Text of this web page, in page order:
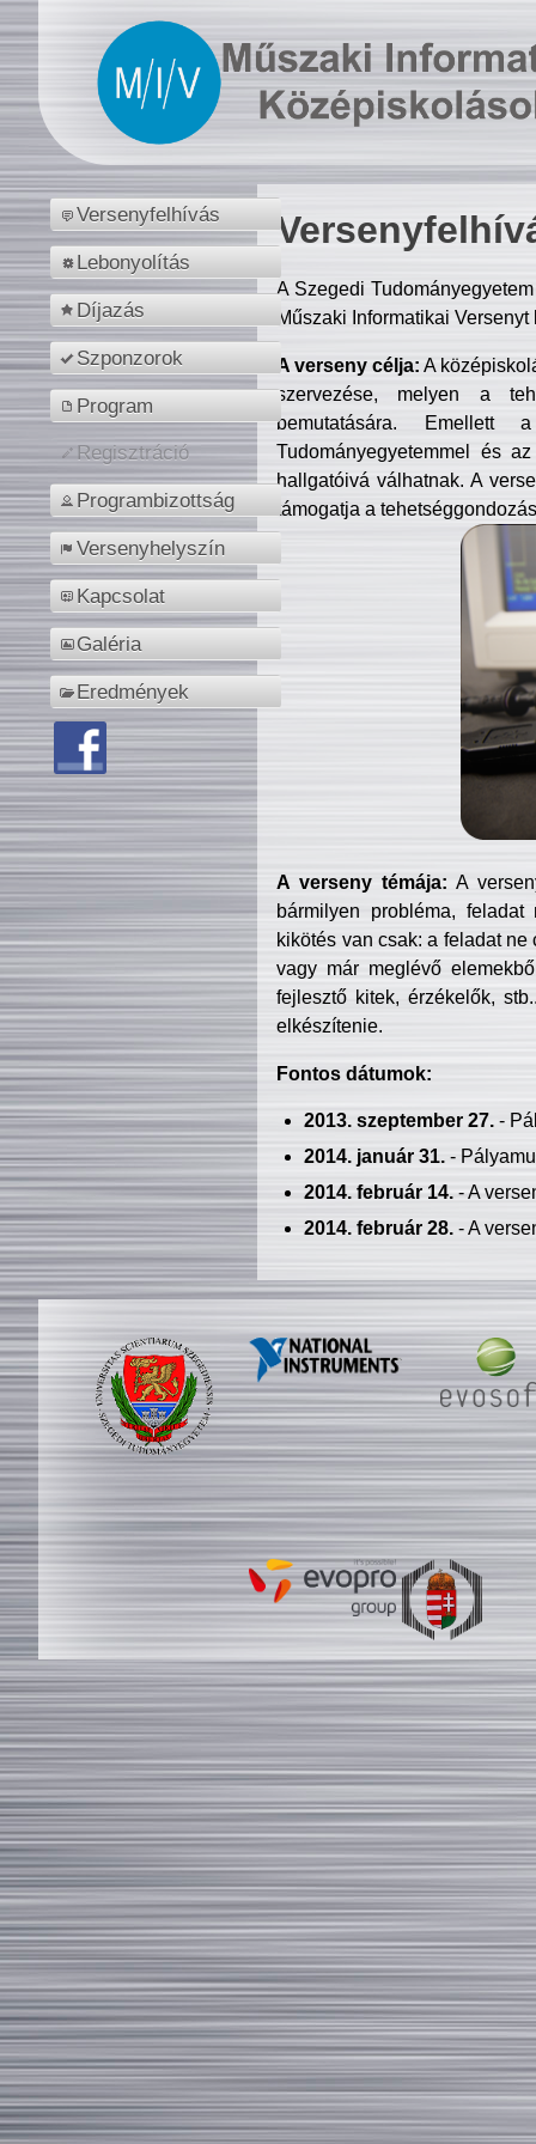
Versenyfelhívás
Lebonyolítás
Díjazás
Szponzorok
Program
Regisztráció
Programbizottság
Versenyhelyszín
Kapcsolat
Galéria
Eredmények
A Szegedi
Műszaki Informatikai
A verseny célja: A
szervezése, melyen a
bemutatására. Emellett
Tudományegyetemmel és
hallgatóivá válhatnak. A
támogatja a
A verseny témája: A
bármilyen probléma, feladat
kikötés van csak: a feladat
vagy már meglévő
fejlesztő kitek, érzékelők,
elkészítenie.
Fontos dátumok:
2013. szeptember 27.-
2014. január 31.-
2014. február 14.- A
2014. február 28.- A